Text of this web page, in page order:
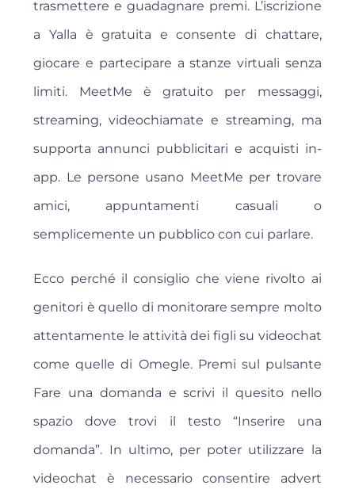
trasmettere e guadagnare premi. L’iscrizione
a Yalla è gratuita e consente di chattare,
giocare e partecipare a stanze virtuali senza
limiti. MeetMe è gratuito per messaggi,
streaming, videochiamate e streaming, ma
supporta annunci pubblicitari e acquisti in-
app. Le persone usano MeetMe per trovare
amici, appuntamenti casuali o
semplicemente un pubblico con cui parlare.
Ecco perché il consiglio che viene rivolto ai
genitori è quello di monitorare sempre molto
attentamente le attività dei figli su videochat
come quelle di Omegle. Premi sul pulsante
Fare una domanda e scrivi il quesito nello
spazio dove trovi il testo “Inserire una
domanda”. In ultimo, per poter utilizzare la
videochat è necessario consentire advert